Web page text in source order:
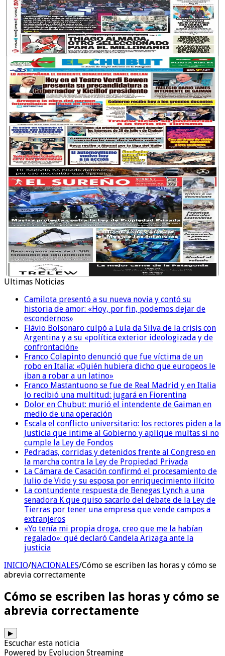
Ultimas Noticias
Camilota presentó a su nueva novia y contó su
historia de amor: «Hoy, por fin, podemos dejar de
escondernos»
Flávio Bolsonaro culpó a Lula da Silva de la crisis con
Argentina y a su «política exterior ideologizada y de
confrontación»
Franco Colapinto denunció que fue víctima de un
robo en Italia: «Quién hubiera dicho que europeos le
iban a robar a un latino»
Franco Mastantuono se fue de Real Madrid y en Italia
lo recibió una multitud: jugará en Fiorentina
Dolor en Chubut: murió el intendente de Gaiman en
medio de una operación
Escala el conflicto universitario: los rectores piden a la
Justicia que intime al Gobierno y aplique multas si no
cumple la Ley de Fondos
Pedradas, corridas y detenidos frente al Congreso en
la marcha contra la Ley de Propiedad Privada
La Cámara de Casación confirmó el procesamiento de
Julio de Vido y su esposa por enriquecimiento ilícito
La contundente respuesta de Benegas Lynch a una
senadora K que quiso sacarlo del debate de la Ley de
Tierras por tener una empresa que vende campos a
extranjeros
«Yo tenía mi propia droga, creo que me la habían
regalado»: qué declaró Candela Arizaga ante la
justicia
INICIO/NACIONALES/Cómo se escriben las horas y cómo se
abrevia correctamente
Cómo se escriben las horas y cómo se
abrevia correctamente
▶
Escuchar esta noticia
Powered by Evolucion Streaming